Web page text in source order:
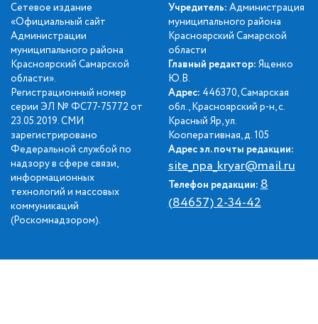
Сетевое издание
«Официальный сайт
Администрации
муниципального района
Красноярский Самарской
области».
Регистрационный номер
серии ЭЛ № ФС77-75772 от
23.05.2019. СМИ
зарегистрировано
Федеральной службой по
надзору в сфере связи,
информационных
технологий и массовых
коммуникаций
(Роскомнадзором).
Учредитель: Администрация
муниципального района
Красноярский Самарской
области
Главный редактор: Яценко
Ю.В.
Адрес: 446370, Самарская
обл., Красноярский р-н, с.
Красный Яр, ул.
Кооперативная, д. 105
Адрес эл. почты редакции:
site_npa_kryar@mail.ru
Телефон редакции:8
(84657) 2-34-42